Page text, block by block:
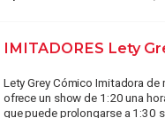
IMITADORES Lety
Lety Grey Cómico Imitadora de
ofrece un show de 1:20 una
que puede prolongarse a 1:30